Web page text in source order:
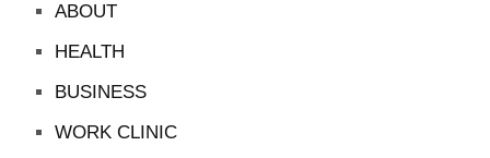
ABOUT
HEALTH
BUSINESS
WORK CLINIC